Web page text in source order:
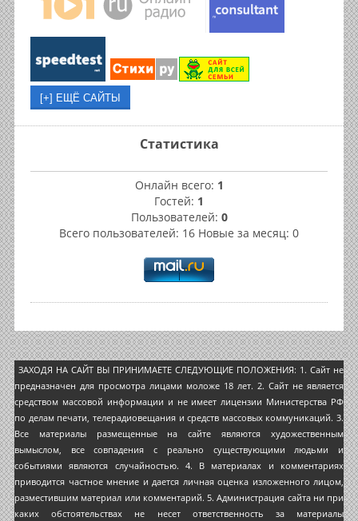
Статистика
Онлайн всего: 1
Гостей: 1
Пользователей: 0
Всего пользователей: 16 Новые за месяц: 0
ЗАХОДЯ НА САЙТ ВЫ ПРИНИМАЕТЕ СЛЕДУЮЩИЕ ПОЛОЖЕНИЯ: 1. Сайт не
предназначен для просмотра лицами моложе 18 лет. 2. Сайт не является
средством массовой информации и не имеет лицензии Министерства РФ
по делам печати, телерадиовещания и средств массовых коммуникаций. 3.
Все материалы размещенные на сайте являются художественным
вымыслом, все совпадения с реально существующими людьми и
событиями являются случайностью. 4. В материалах и комментариях
приводится частное мнение и дается личная оценка изложенного лицом,
разместившим материал или комментарий. 5. Администрация сайта ни при
каких обстоятельствах не несет ответственность за материалы